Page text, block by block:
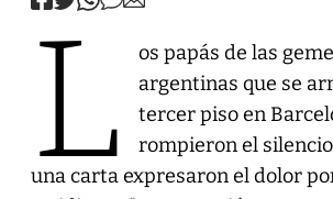
L
os papás de las
argentinas que se
tercer piso en
rompieron el
una carta expresaron el dolor